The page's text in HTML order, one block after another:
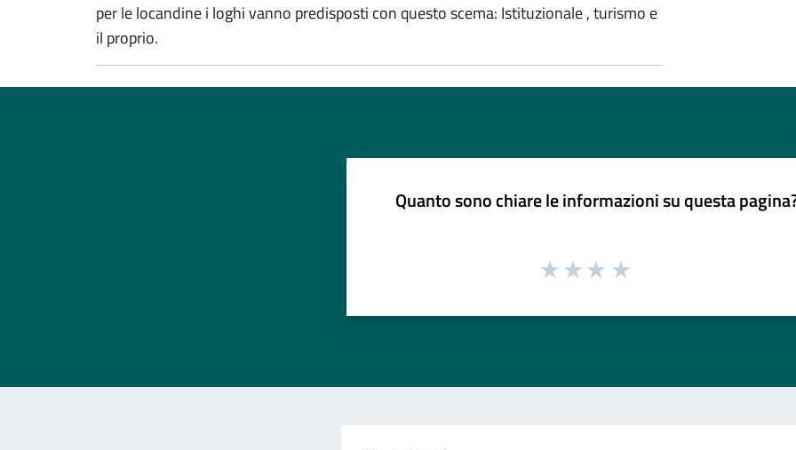
per le locandine i loghi vanno predisposti con questo scema: Istituzionale , turismo e
il proprio.
Quanto sono chiare le informazioni su questa